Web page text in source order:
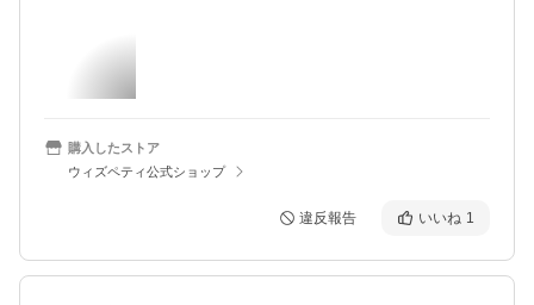
購入したストア
ウィズペティ公式ショップ
違反報告 いいね 1